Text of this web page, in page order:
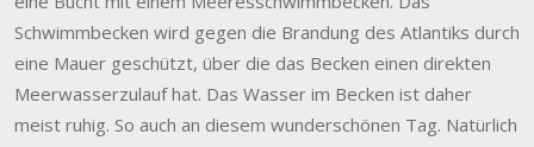
Schwimmbecken wird gegen die Brandung des Atlantiks durch
eine Mauer geschützt, über die das Becken einen direkten
Meerwasserzulauf hat. Das Wasser im Becken ist daher
meist ruhig. So auch an diesem wunderschönen Tag. Natürlich